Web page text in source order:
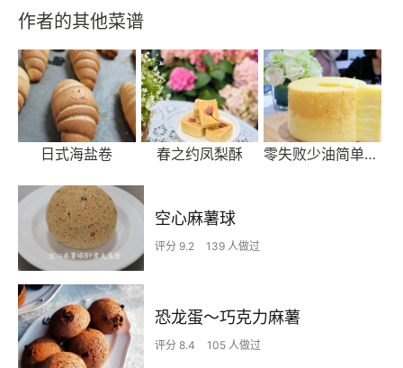
作者的其他菜谱
日式海盐卷 春之约凤梨酥 零失败少油简单戚风蛋糕
空心麻薯球
评分 9.2 139 人做过
恐龙蛋～巧克力麻薯
评分 8.4 105 人做过